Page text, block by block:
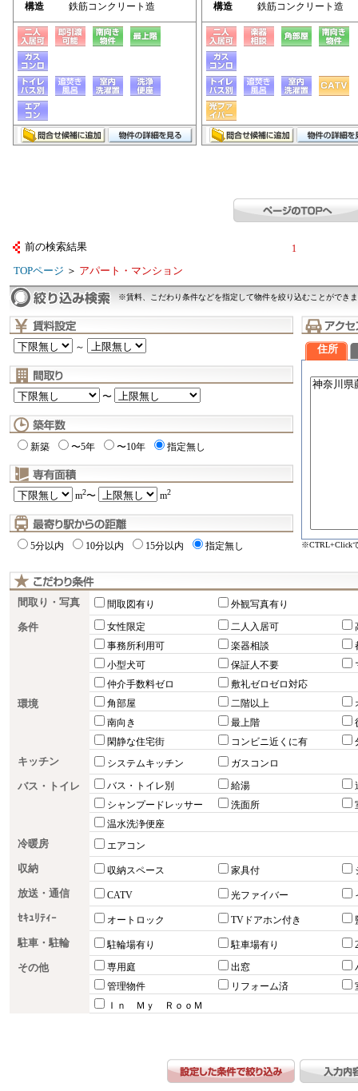
構造
鉄筋コンクリート造
構造
鉄筋コンクリート造
前の検索結果 1
TOPページ ＞ アパート・マンション
※賃料、こだわり条件などを指定して物件を絞り込むことができ
～
〜
新築 〜5年 〜10年 指定無し
m2〜 m2
5分以内 10分以内 15分以内 指定無し
住所
※CTRL+Click
間取り・写真 間取図有り 外観写真有り
条件 女性限定 二人入居可
事務所利用可
楽器相談
小型犬可
保証人不要
仲介手数料ゼロ
敷礼ゼロゼロ対応
環境 角部屋 二階以上
南向き
最上階
閑静な住宅街
コンビニ近くに有
キッチン システムキッチン ガスコンロ
バス・トイレ バス・トイレ別 給湯
シャンプードレッサー
洗面所
温水洗浄便座
冷暖房 エアコン
収納 収納スペース 家具付
放送・通信 CATV 光ファイバー
ｾｷｭﾘﾃｨｰ オートロック TVドアホン付き
駐車・駐輪 駐輪場有り 駐車場有り
その他 専用庭 出窓
管理物件
リフォーム済
Ｉｎ Ｍｙ ＲｏｏＭ